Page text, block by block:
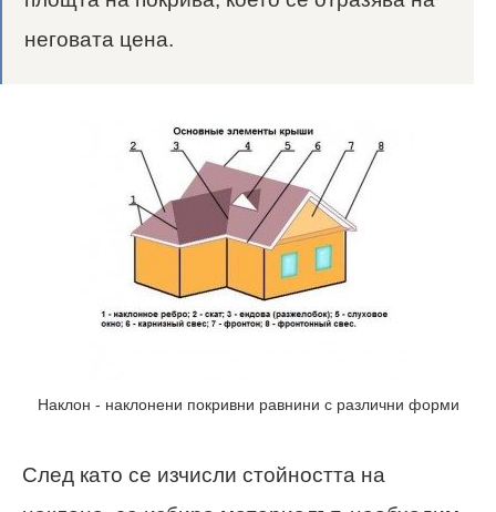
неговата цена.
Наклон - наклонени покривни равнини с различни форми
След като се изчисли стойността на